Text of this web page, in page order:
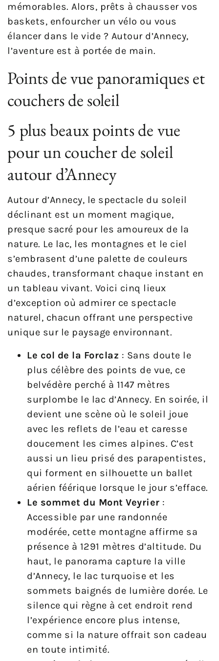
mémorables. Alors, prêts à chausser vos
baskets, enfourcher un vélo ou vous
élancer dans le vide ? Autour d’Annecy,
l’aventure est à portée de main.
Points de vue panoramiques et
couchers de soleil
5 plus beaux points de vue
pour un coucher de soleil
autour d’Annecy
Autour d’Annecy, le spectacle du soleil
déclinant est un moment magique,
presque sacré pour les amoureux de la
nature. Le lac, les montagnes et le ciel
s’embrasent d’une palette de couleurs
chaudes, transformant chaque instant en
un tableau vivant. Voici cinq lieux
d’exception où admirer ce spectacle
naturel, chacun offrant une perspective
unique sur le paysage environnant.
Le col de la Forclaz : Sans doute le
plus célèbre des points de vue, ce
belvédère perché à 1147 mètres
surplombe le lac d’Annecy. En soirée, il
devient une scène où le soleil joue
avec les reflets de l’eau et caresse
doucement les cimes alpines. C’est
aussi un lieu prisé des parapentistes,
qui forment en silhouette un ballet
aérien féérique lorsque le jour s’efface.
Le sommet du Mont Veyrier :
Accessible par une randonnée
modérée, cette montagne affirme sa
présence à 1291 mètres d’altitude. Du
haut, le panorama capture la ville
d’Annecy, le lac turquoise et les
sommets baignés de lumière dorée. Le
silence qui règne à cet endroit rend
l’expérience encore plus intense,
comme si la nature offrait son cadeau
en toute intimité.